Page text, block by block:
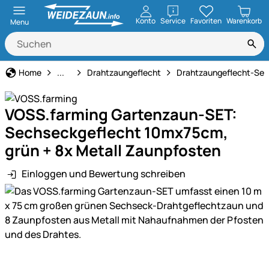
Menu Konto ServiceöffnenFavoriten Warenkorb
Home Weidezaun
... Drahtzaungeflecht Drahtzaungeflecht-
VOSS.farming Gartenzaun-SET:
Sechseckgeflecht 10mx75cm,
grün + 8x Metall Zaunpfosten
Einloggen und Bewertung schreiben
Produktgalerie